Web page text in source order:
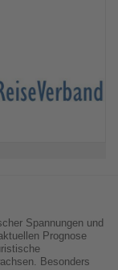
Spannungen und
Prognose
Besonders